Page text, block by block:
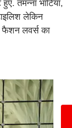
तमन्ना भाटिया,
लेकिन
फैशन लवर्स का